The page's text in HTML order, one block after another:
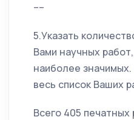
––
5.Указать
Вами научных
наиболее
весь список Ваших
Всего 405 печатных